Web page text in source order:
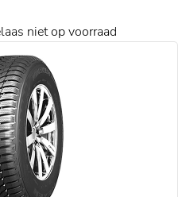
niet op voorraad